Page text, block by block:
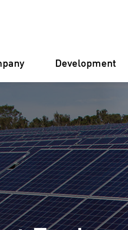
Germany
Italy
Development